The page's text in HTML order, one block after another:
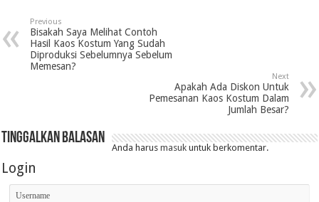
Previous
Bisakah Saya Melihat Contoh
Hasil Kaos Kostum Yang Sudah
Diproduksi Sebelumnya Sebelum
Memesan?
Next
Apakah Ada Diskon Untuk
Pemesanan Kaos Kostum Dalam
Jumlah Besar?
Tinggalkan Balasan
Anda harusmasuk untuk berkomentar.
Login